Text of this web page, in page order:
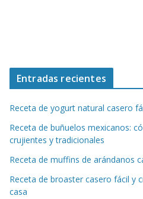
Entradas recientes
Receta de yogurt natural casero
Receta de buñuelos mexicanos:
crujientes y tradicionales
Receta de muffins de arándanos
Receta de broaster casero fácil y
casa